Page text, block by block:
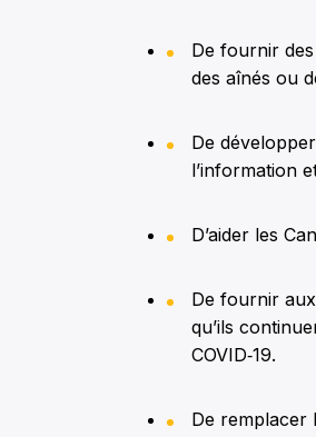
De fournir
des aînés ou
De
l’information
D’aider les
De fournir
qu’ils
COVID‑19.
De remplacer